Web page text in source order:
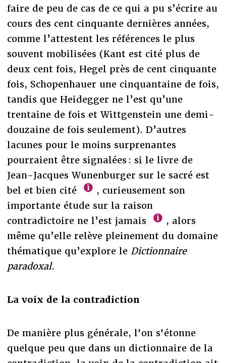
faire de peu de cas de ce qui a pu s’écrire au
cours des cent cinquante dernières années,
comme l’attestent les références le plus
souvent mobilisées (Kant est cité plus de
deux cent fois, Hegel près de cent cinquante
fois, Schopenhauer une cinquantaine de fois,
tandis que Heidegger ne l’est qu’une
trentaine de fois et Wittgenstein une demi-
douzaine de fois seulement). D’autres
lacunes pour le moins surprenantes
pourraient être signalées : si le livre de
Jean-Jacques Wunenburger sur le sacré est
bel et bien cité
, curieusement son
importante étude sur la raison
contradictoire ne l’est jamais
, alors
même qu’elle relève pleinement du domaine
thématique qu’explore le Dictionnaire
paradoxal.
La voix de la contradiction
De manière plus générale, l'on s'étonne
quelque peu que dans un dictionnaire de la